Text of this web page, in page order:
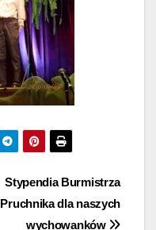
Stypendia Burmistrza
Pruchnika dla naszych
wychowanków